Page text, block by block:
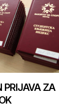
PRIJAVA ZA